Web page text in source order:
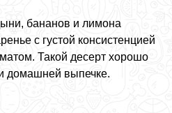
бананов и лимона
с густой консистенцией
Такой десерт хорошо
домашней выпечке.